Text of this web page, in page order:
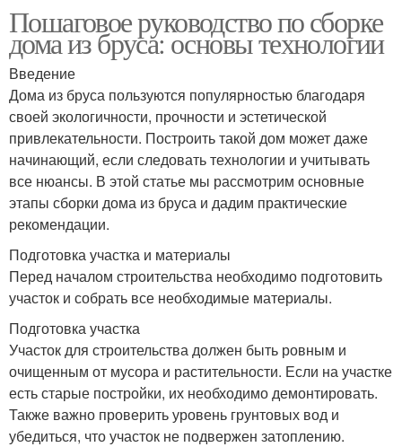
Пошаговое руководство по сборке
дома из бруса: основы технологии
Введение
Дома из бруса пользуются популярностью благодаря
своей экологичности, прочности и эстетической
привлекательности. Построить такой дом может даже
начинающий, если следовать технологии и учитывать
все нюансы. В этой статье мы рассмотрим основные
этапы сборки дома из бруса и дадим практические
рекомендации.
Подготовка участка и материалы
Перед началом строительства необходимо подготовить
участок и собрать все необходимые материалы.
Подготовка участка
Участок для строительства должен быть ровным и
очищенным от мусора и растительности. Если на участке
есть старые постройки, их необходимо демонтировать.
Также важно проверить уровень грунтовых вод и
убедиться, что участок не подвержен затоплению.